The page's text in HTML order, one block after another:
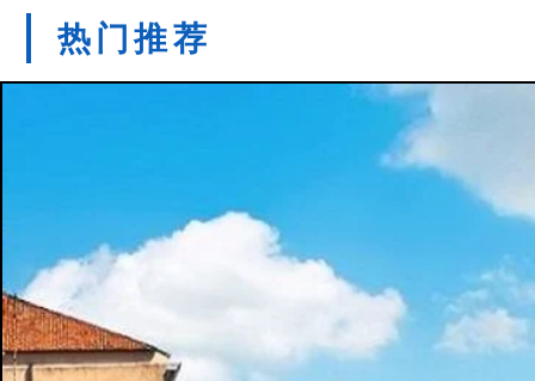
​ 热门推荐